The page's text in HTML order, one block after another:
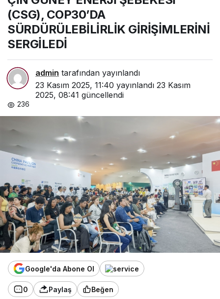
(CSG),
SÜRDÜRÜLEBİ
LİRLİK
(CSG), COP30’DA
SÜRDÜRÜLEBİLİRLİK GİRİŞİMLERİNİ
SERGİLEDİ
admin tarafından yayınlandı
23 Kasım 2025, 11:40 yayınlandı 23 Kasım
2025, 08:41 güncellendi
236
Google'da Abone Ol
0 Paylaş Beğen